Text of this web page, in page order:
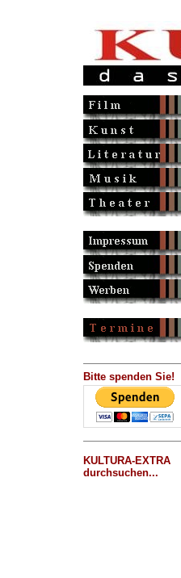
Bitte spenden Sie!
KULTURA-EXTRA
durchsuchen...